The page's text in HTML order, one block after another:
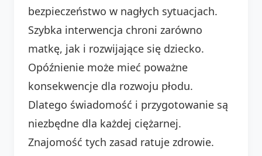
bezpieczeństwo w nagłych sytuacjach.
Szybka interwencja chroni zarówno
matkę, jak i rozwijające się dziecko.
Opóźnienie może mieć poważne
konsekwencje dla rozwoju płodu.
Dlatego świadomość i przygotowanie są
niezbędne dla każdej ciężarnej.
Znajomość tych zasad ratuje zdrowie.